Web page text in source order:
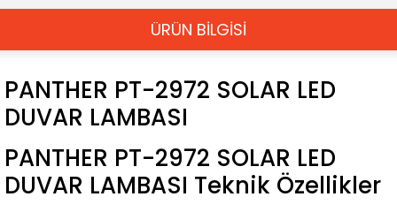
ÜRÜN BİLGİSİ
PANTHER PT-2972 SOLAR LED
DUVAR LAMBASI
PANTHER PT-2972 SOLAR LED
DUVAR LAMBASI Teknik Özellikler